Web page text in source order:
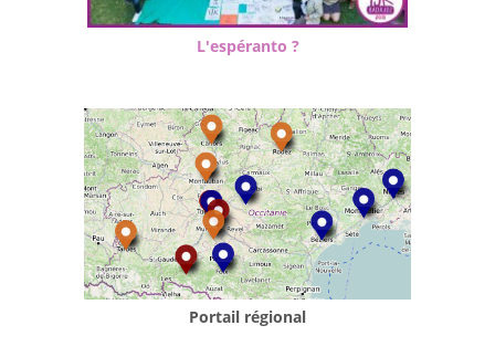
L'espéranto ?
Portail régional